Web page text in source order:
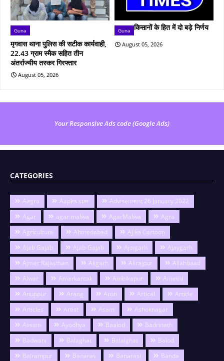
Guna
मृगवास थाना पुलिस की सटीक कार्यवाही,
22.43 ग्राम स्मैक सहित तीन
अंतर्राज्यीय तस्कर गिरफ्तार
August 05, 2026
Guna किसानों के हित में दो बड़े निर्णय
August 05, 2026
Your Responsive Ads code (Google Ads)
CATEGORIES
Aagra Aapka star
Advisement 26 January 2022
Agar
agar malwa AgarMalwa
Agra
Agriculture
Ahmedabad
Aj ka Cartoon
Ajab Gajab
Ajab-Gajab Ajaigarh
Ajaygarh
Ajmer Rajasthan
Aligarh Alirajpur
Allahbaad
Alwar
Amarkantak Ambikapur
Amethi
Anuppur
Arang Aron Artical
Article
Articles
Artist Asam
Ashoknagar
Assam
Ayodhya Baalod
Badrinath
Badwani
Balaghat Balalghat
Balod
Balrampur
Banaras Banarasi
Banda